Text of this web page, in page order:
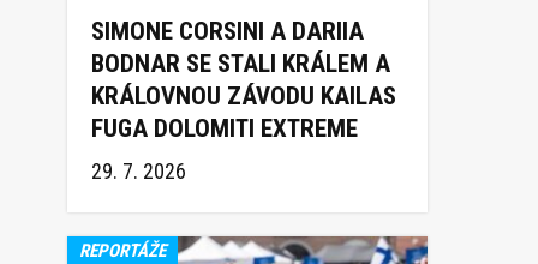
SIMONE CORSINI A DARIIA
BODNAR SE STALI KRÁLEM A
KRÁLOVNOU ZÁVODU KAILAS
FUGA DOLOMITI EXTREME
TRAIL 2026
29. 7. 2026
REPORTÁŽE